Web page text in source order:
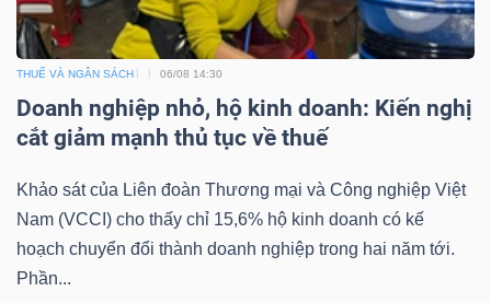
THUẾ VÀ NGÂN SÁCH 06/08 14:30
Doanh nghiệp nhỏ, hộ kinh doanh: Kiến nghị
cắt giảm mạnh thủ tục về thuế
Khảo sát của Liên đoàn Thương mại và Công nghiệp Việt
Nam (VCCI) cho thấy chỉ 15,6% hộ kinh doanh có kế
hoạch chuyển đổi thành doanh nghiệp trong hai năm tới.
Phần...
NGUYÊN
LIỆU
CÔNG
NGHIỆP